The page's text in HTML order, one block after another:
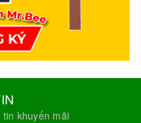
khuyến mãi